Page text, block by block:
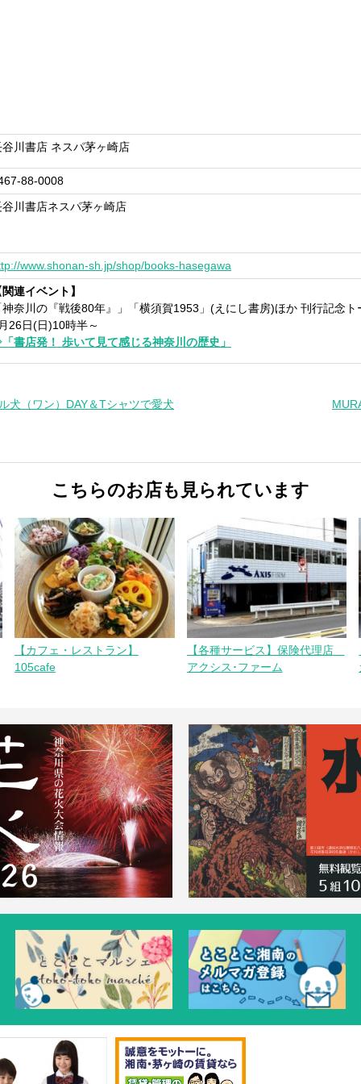
谷川書店 ネスパ茅ヶ崎店
88-0008
谷川書店ネスパ茅ヶ崎店
www.shonan-sh.jp/shop/books-hasegawa
連イベント】
神奈川の『戦後80年』」「横須賀1953」(えにし書房)ほか 刊行記念ト
26日(日)10時半～
書店発！ 歩いて見て感じる神奈川の歴史」
犬（ワン）DAY＆Tシャツで愛犬
こちらのお店も見られています
【カフェ・レストラン】
105cafe
【各種サービス】保険代理店
アクシス･ファーム